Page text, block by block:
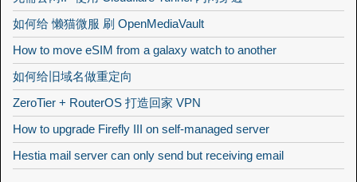
如何给 懒猫微服 刷 OpenMediaVault
How to move eSIM from a galaxy watch to another
如何给旧域名做重定向
ZeroTier + RouterOS 打造回家 VPN
How to upgrade Firefly III on self-managed server
Hestia mail server can only send but receiving email